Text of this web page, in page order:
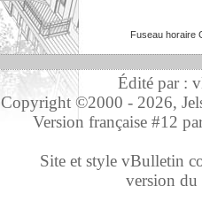
Fuseau horaire
Édité par :
Copyright ©2000 - 2026,
Version française #12
Site et style vBulletin
version